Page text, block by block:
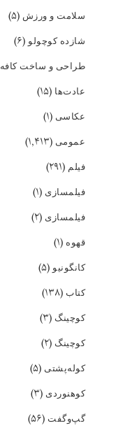
سلامت و ورزش (۵)
شازده کوچولو(۶)
طراحی و ساخت کافه
عادت‌ها (۱۵)
عکاسی (۱)
عمومی (۱,۴۱۳)
فیلم (۲۹۱)
فیلمسازی (۱)
فیلمسازی (۲)
قهوه (۱)
کانگونیو(۵)
کتاب (۱۳۸)
کوچینگ (۳)
کوچینگ (۲)
کوله‌پشتی (۵)
کوهنوردی (۳)
گپ‌و‌گفت (۵۶)